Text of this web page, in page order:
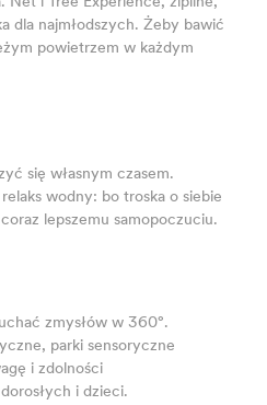
dla najmłodszych. Żeby bawić
powietrzem w każdym
się własnym czasem.
wodny: bo troska o siebie
lepszemu samopoczuciu.
zmysłów w 360°.
parki sensoryczne
i zdolności
i dzieci.